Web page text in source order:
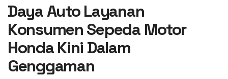
Daya Auto Layanan
Konsumen Sepeda Motor
Honda Kini Dalam
Genggaman